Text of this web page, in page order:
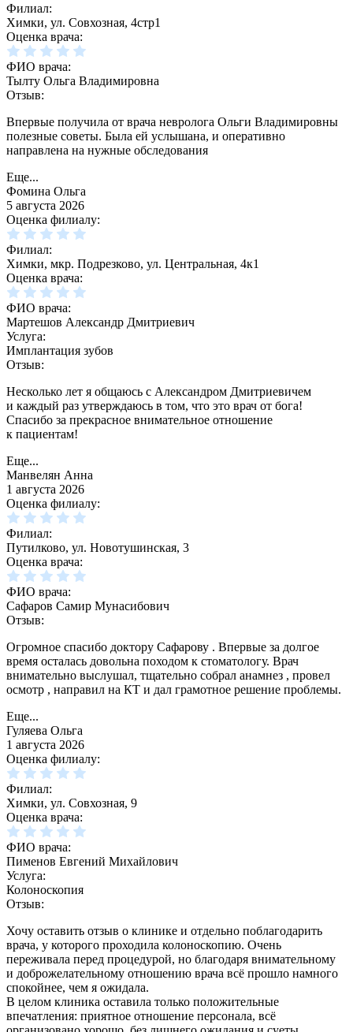
Филиал:
Химки, ул. Совхозная, 4стр1
Оценка врача:
ФИО врача:
Тылту Ольга Владимировна
Отзыв:
Впервые получила от врача невролога Ольги Владимировны
полезные советы. Была ей услышана, и оперативно
направлена на нужные обследования
Еще...
Фомина Ольга
5 августа 2026
Оценка филиалу:
Филиал:
Химки, мкр. Подрезково, ул. Центральная, 4к1
Оценка врача:
ФИО врача:
Мартешов Александр Дмитриевич
Услуга:
Имплантация зубов
Отзыв:
Несколько лет я общаюсь с Александром Дмитриевичем
и каждый раз утверждаюсь в том, что это врач от бога!
Спасибо за прекрасное внимательное отношение
к пациентам!
Еще...
Манвелян Анна
1 августа 2026
Оценка филиалу:
Филиал:
Путилково, ул. Новотушинская, 3
Оценка врача:
ФИО врача:
Сафаров Самир Мунасибович
Отзыв:
Огромное спасибо доктору Сафарову . Впервые за долгое
время осталась довольна походом к стоматологу. Врач
внимательно выслушал, тщательно собрал анамнез , провел
осмотр , направил на КТ и дал грамотное решение проблемы.
Еще...
Гуляева Ольга
1 августа 2026
Оценка филиалу:
Филиал:
Химки, ул. Совхозная, 9
Оценка врача:
ФИО врача:
Пименов Евгений Михайлович
Услуга:
Колоноскопия
Отзыв:
Хочу оставить отзыв о клинике и отдельно поблагодарить
врача, у которого проходила колоноскопию. Очень
переживала перед процедурой, но благодаря внимательному
и доброжелательному отношению врача всё прошло намного
спокойнее, чем я ожидала.
В целом клиника оставила только положительные
впечатления: приятное отношение персонала, всё